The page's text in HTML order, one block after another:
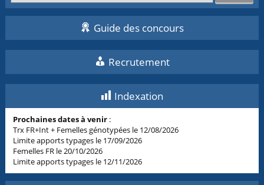
Guide des concours
Recrutement
Indexation
Prochaines dates à venir :
Trx FR+Int + Femelles génotypées le 12/08/2026
Limite apports typages le 17/09/2026
Femelles FR le 20/10/2026
Limite apports typages le 12/11/2026